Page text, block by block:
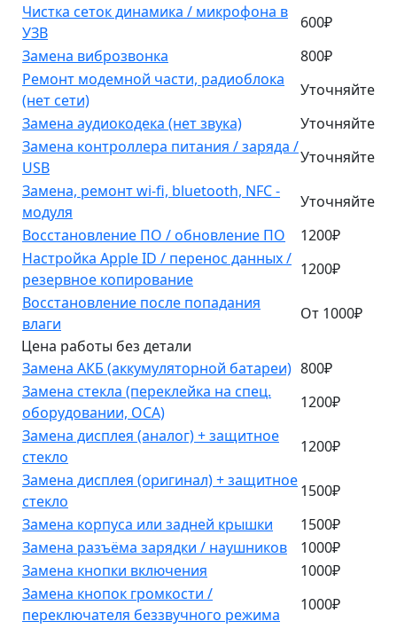
Чистка сеток динамика / микрофона в
УЗВ
600₽
Замена виброзвонка
800₽
Ремонт модемной части, радиоблока
(нет сети)
Уточняйте
Замена аудиокодека (нет звука)
Уточняйте
Замена контроллера питания / заряда /
USB
Уточняйте
Замена, ремонт wi-fi, bluetooth, NFC -
модуля
Уточняйте
Восстановление ПО / обновление ПО
1200₽
Настройка Apple ID / перенос данных /
резервное копирование
1200₽
Восстановление после попадания
влаги
От 1000₽
Цена работы без детали
Замена АКБ (аккумуляторной батареи) 800₽
Замена стекла (переклейка на спец.
оборудовании, OCA)
1200₽
Замена дисплея (аналог) + защитное
стекло
1200₽
Замена дисплея (оригинал) + защитное
стекло
1500₽
Замена корпуса или задней крышки
1500₽
Замена разъёма зарядки / наушников
1000₽
Замена кнопки включения
1000₽
Замена кнопок громкости /
переключателя беззвучного режима
1000₽